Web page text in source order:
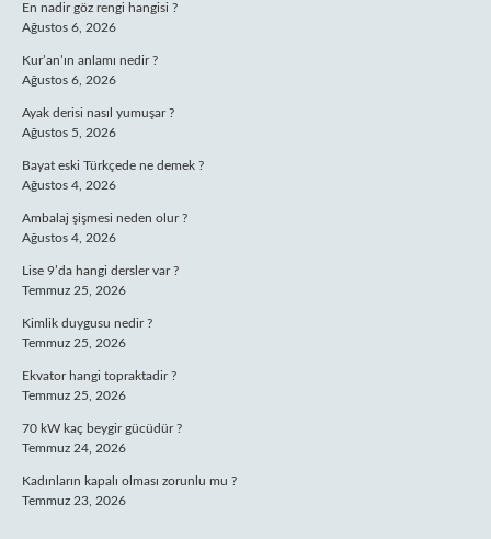
En nadir göz rengi hangisi ?
Ağustos 6, 2026
Kur’an’ın anlamı nedir ?
Ağustos 6, 2026
Ayak derisi nasıl yumuşar ?
Ağustos 5, 2026
Bayat eski Türkçede ne demek ?
Ağustos 4, 2026
Ambalaj şişmesi neden olur ?
Ağustos 4, 2026
Lise 9’da hangi dersler var ?
Temmuz 25, 2026
Kimlik duygusu nedir ?
Temmuz 25, 2026
Ekvator hangi topraktadir ?
Temmuz 25, 2026
70 kW kaç beygir gücüdür ?
Temmuz 24, 2026
Kadınların kapalı olması zorunlu mu ?
Temmuz 23, 2026